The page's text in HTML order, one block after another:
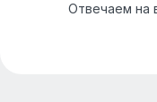
Отвечаем на